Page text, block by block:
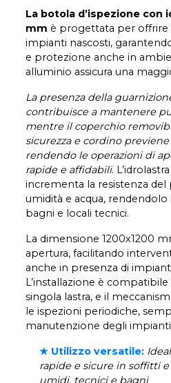
La botola d’ispezione con
mm è progettata per offrire
impianti nascosti,
e protezione anche in
alluminio assicura una
La presenza della
contribuisce a mantenere
mentre il coperchio
sicurezza e cordino
rendendo le operazioni di
rapide e affidabili.
incrementa la resistenza
umidità e acqua,
bagni e locali tecnici.
La dimensione 1200x1200
apertura, facilitando
anche in presenza di
L’installazione è
singola lastra, e il
le ispezioni periodiche,
manutenzione degli
★ Utilizzo versatile:
rapide e sicure in soffitti
umidi, tecnici e bagni